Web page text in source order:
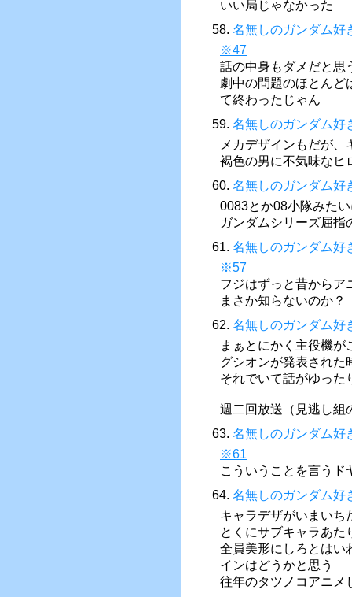
いい局じゃなかった
58. 名無しのガンダム好
※47
話の中身もダメだと思
劇中の問題のほとんど
て終わったじゃん
59. 名無しのガンダム好
メカデザインもだが
褐色の男に不気味なヒ
60. 名無しのガンダム好
0083とか08小隊みた
ガンダムシリーズ屈指
61. 名無しのガンダム好
※57
フジはずっと昔からア
まさか知らないのか？
62. 名無しのガンダム好
まぁとにかく主役機
グシオンが発表された
それでいて話がゆった
週二回放送（見逃し
63. 名無しのガンダム好
※61
こういうことを言うド
64. 名無しのガンダム好
キャラデザがいまいち
とくにサブキャラあた
全員美形にしろとはい
インはどうかと思う
往年のタツノコアニメ